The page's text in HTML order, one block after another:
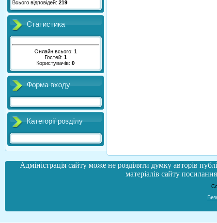
Всього відповідей: 219
Статистика
Онлайн всього: 1
Гостей: 1
Користувачів:0
Форма входу
Категорії розділу
Адміністрація сайту може не розділяти думку авторів
матеріалів сайту